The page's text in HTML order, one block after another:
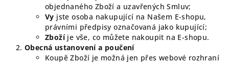
objednaného Zboží a uzavřených Smluv;
Vy jste osoba nakupující na Našem E-shopu,
právními předpisy označovaná jako kupující;
Zbožíje vše, co můžete nakoupit na E-shopu.
Obecná ustanovení a poučení
Koupě Zboží je možná jen přes webové rozhraní